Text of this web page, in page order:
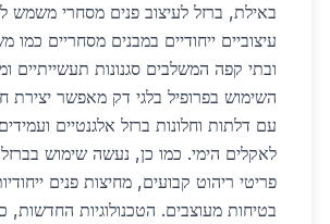
באילת, ברזל לעיצוב פנים מסחרי משמש
עיצוביים ייחודיים במבנים מסחריים כמו
ובתי קפה המשלבים סגנונות תעשייתיים
השימוש בפרופיל בלגי דק מאפשר יצירת
עם דלתות וחלונות ברזל אלגנטיים
לאקלים הימי. כמו כן, נעשה שימוש
פריטי ריהוט קבועים, מחיצות פנים
בטיחות מעוצבים. הטכנולוגיות החדשות,